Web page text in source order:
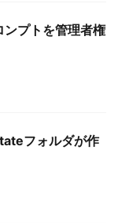
プトを管理者権
フォルダが作